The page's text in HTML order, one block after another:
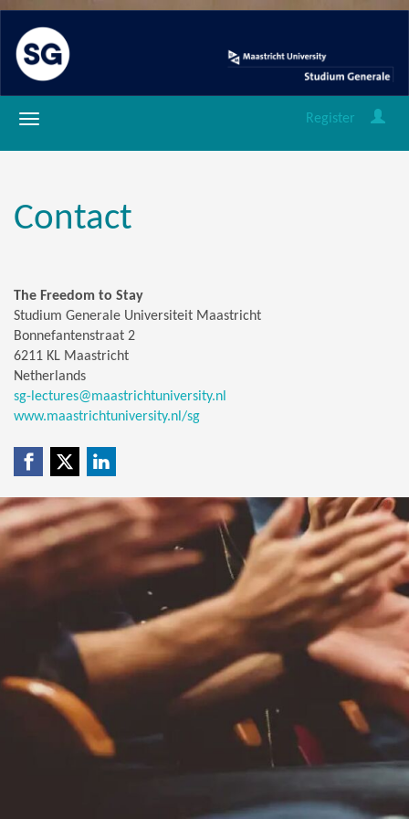
Register
Contact
The Freedom to Stay
Studium Generale Universiteit Maastricht
Bonnefantenstraat 2
6211 KL Maastricht
Netherlands
sg-lectures@maastrichtuniversity.nl
www.maastrichtuniversity.nl/sg